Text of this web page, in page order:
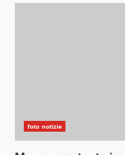
foto notizie